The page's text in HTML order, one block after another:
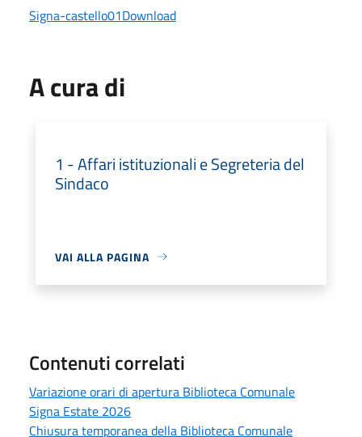
Signa-castello01Download
A cura di
1 - Affari istituzionali e Segreteria del
Sindaco
VAI ALLA PAGINA
Contenuti correlati
Variazione orari di apertura Biblioteca Comunale
Signa Estate 2026
Chiusura temporanea della Biblioteca Comunale